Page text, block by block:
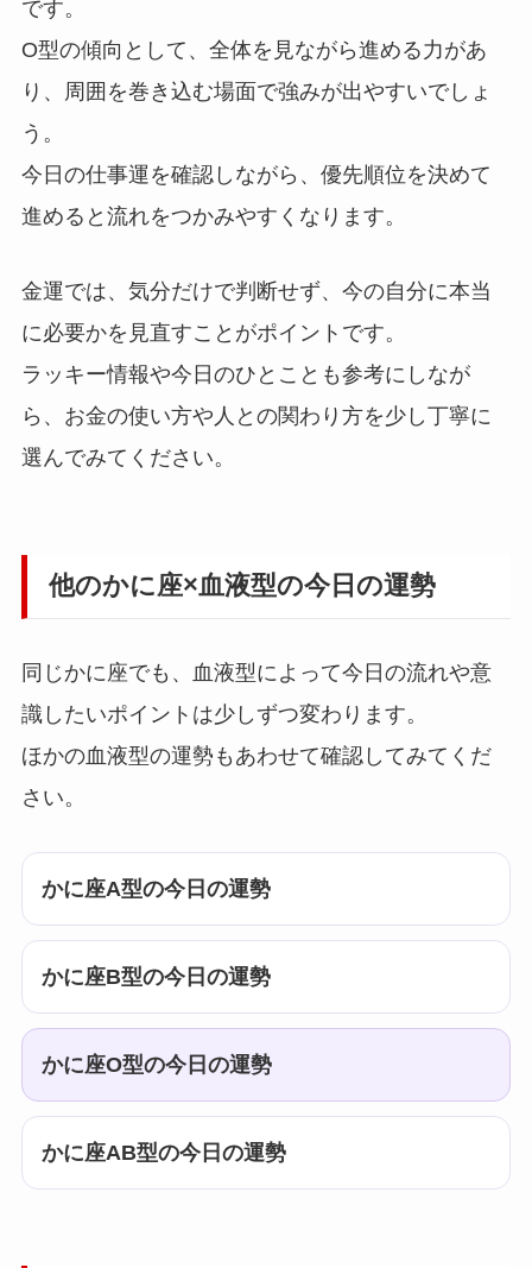
です。
O型の傾向として、全体を見ながら進める力があ
り、周囲を巻き込む場面で強みが出やすいでしょ
う。
今日の仕事運を確認しながら、優先順位を決めて
進めると流れをつかみやすくなります。
金運では、気分だけで判断せず、今の自分に本当
に必要かを見直すことがポイントです。
ラッキー情報や今日のひとことも参考にしなが
ら、お金の使い方や人との関わり方を少し丁寧に
選んでみてください。
他のかに座×血液型の今日の運勢
同じかに座でも、血液型によって今日の流れや意
識したいポイントは少しずつ変わります。
ほかの血液型の運勢もあわせて確認してみてくだ
さい。
かに座A型の今日の運勢
かに座B型の今日の運勢
かに座O型の今日の運勢
かに座AB型の今日の運勢